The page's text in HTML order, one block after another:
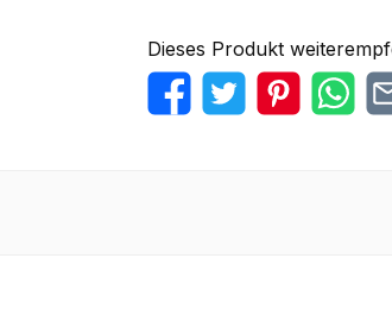
Dieses Produkt